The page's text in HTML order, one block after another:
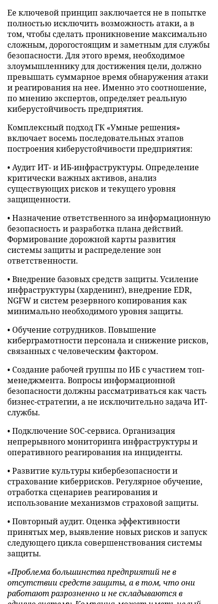
Ее ключевой принцип заключается не в попытке
полностью исключить возможность атаки, а в
том, чтобы сделать проникновение максимально
сложным, дорогостоящим и заметным для службы
безопасности. Для этого время, необходимое
злоумышленнику для достижения цели, должно
превышать суммарное время обнаружения атаки
и реагирования на нее. Именно это соотношение,
по мнению экспертов, определяет реальную
киберустойчивость предприятия.
Комплексный подход ГК «Умные решения»
включает восемь последовательных этапов
построения киберустойчивости предприятия:
• Аудит ИТ- и ИБ-инфраструктуры. Определение
критически важных активов, анализ
существующих рисков и текущего уровня
защищенности.
• Назначение ответственного за информационную
безопасность и разработка плана действий.
Формирование дорожной карты развития
системы защиты и распределение зон
ответственности.
• Внедрение базовых средств защиты. Усиление
инфраструктуры (харденинг), внедрение EDR,
NGFW и систем резервного копирования как
минимально необходимого уровня защиты.
• Обучение сотрудников. Повышение
киберграмотности персонала и снижение рисков,
связанных с человеческим фактором.
• Создание рабочей группы по ИБ с участием топ-
менеджмента. Вопросы информационной
безопасности должны рассматриваться как часть
бизнес-стратегии, а не исключительно задача ИТ-
службы.
• Подключение SOC-сервиса. Организация
непрерывного мониторинга инфраструктуры и
оперативного реагирования на инциденты.
• Развитие культуры кибербезопасности и
страхование киберрисков. Регулярное обучение,
отработка сценариев реагирования и
использование механизмов страховой защиты.
• Повторный аудит. Оценка эффективности
принятых мер, выявление новых рисков и запуск
следующего цикла совершенствования системы
защиты.
«Проблема большинства предприятий не в
отсутствии средств защиты, а в том, что они
работают разрозненно и не складываются в